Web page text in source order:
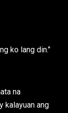
ko lang din."
na
kalayuan ang